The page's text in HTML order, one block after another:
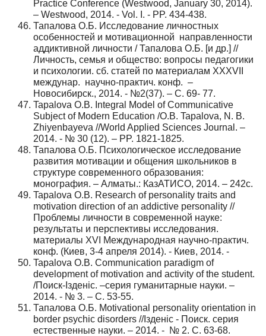
Practice Conference (Westwood, January 30, 2014).
– Westwood, 2014. - Vol. I. - PP. 434-438.
Тапалова О.Б. Исследование личностных
особенностей и мотивационной направленности
аддиктивной личности / Тапалова О.Б. [и др.] //
Личность, семья и общество: вопросы педагогики
и психологии. сб. статей по материалам XXXVII
междунар. научно-практич. конф. –
Новосибирск., 2014. - №2(37). – С. 69- 77.
Tapalova O.B. Integral Model of Communicative
Subject of Modern Education /O.B. Tapalova, N. B.
Zhiyenbayeva //World Applied Sciences Journal. –
2014. - № 30 (12). – PP. 1821-1825.
Тапалова О.Б. Психологическое исследование
развития мотивации и общения школьников в
структуре современного образования:
монография. – Алматы.: КазАТИСО, 2014. – 242с.
Tapalova O.B. Research of personality traits and
motivation direction of an addictive personality //
Проблемы личности в современной науке:
результаты и перспективы исследования.
материалы XVI Международная научно-практич.
конф. (Киев, 3-4 апреля 2014). - Киев, 2014. -
Tapalova O.B. Communication paradigm of
development of motivation and activity of the student.
/Поиск-Iзденic. –серия гуманитарные науки. –
2014. - № 3. – С. 53-55.
Тапалова О.Б. Motivational personality orientation in
border psychic disorders //Iзденic - Поиск. серия
естественные науки. – 2014. - № 2. С. 63-68.